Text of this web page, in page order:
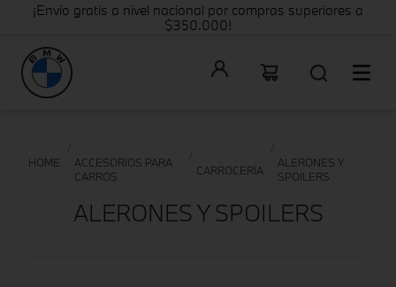
¡Envío gratis a nivel nacional por compras superiores a
$350.000!
ACCESORIOS PARA
CARROS
CARROCERÍA
ALERONES Y
SPOILERS
ALERONES Y SPOILERS